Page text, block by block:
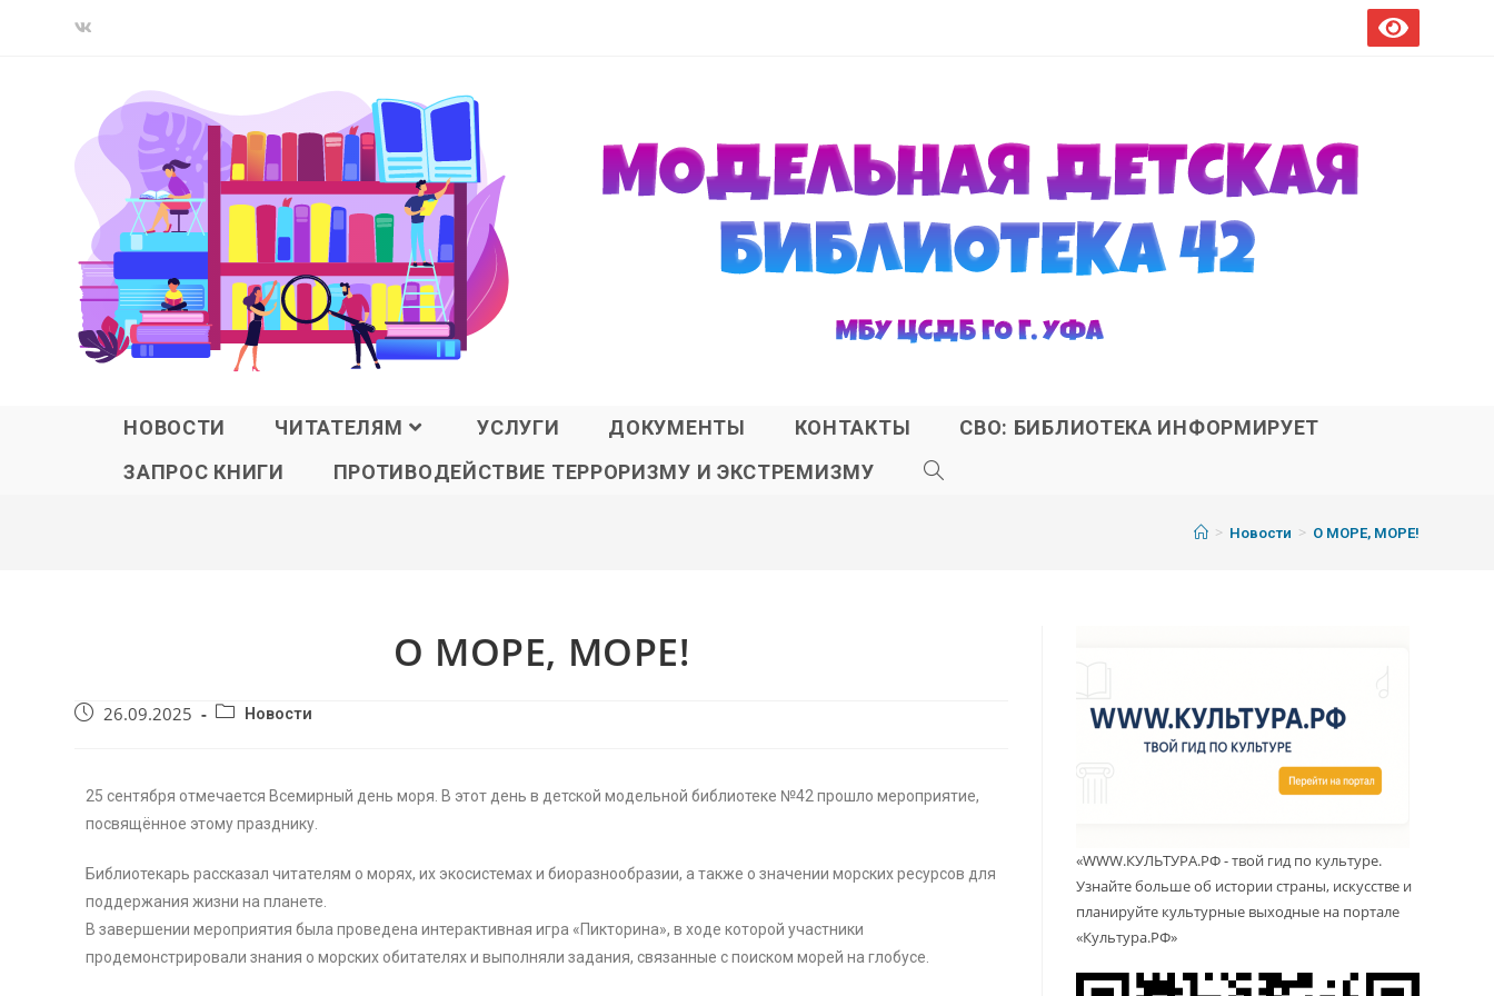
НОВОСТИ ЧИТАТЕЛЯМ УСЛУГИ ДОКУМЕНТЫ КОНТАКТЫ
СВО: БИБЛИОТЕКА ИНФОРМИРУЕТ
ЗАПРОС КНИГИ
ПРОТИВОДЕЙСТВИЕ ТЕРРОРИЗМУ И ЭКСТРЕМИЗМУ
> Новости > О МОРЕ, МОРЕ!
О МОРЕ, МОРЕ!
26.09.2025 Новости
25 сентября отмечается Всемирный день моря. В этот день в детской модельной библиотеке №42 прошло мероприятие,
посвящённое этому празднику.
Библиотекарь рассказал читателям о морях, их экосистемах и биоразнообразии, а также о значении морских ресурсов для
поддержания жизни на планете.
В завершении мероприятия была проведена интерактивная игра «Пикторина», в ходе которой участники
продемонстрировали знания о морских обитателях и выполняли задания, связанные с поиском морей на глобусе.
«WWW.КУЛЬТУРА.РФ - твой гид по культуре.
Узнайте больше об истории страны, искусстве и
планируйте культурные выходные на портале
«Культура.РФ»